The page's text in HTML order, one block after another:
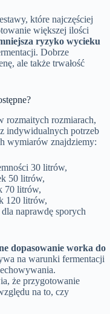
które najczęściej
większej ilości
ryzyko wycieku
Dobrze
ale także trwałość
rozmaitych rozmiarach,
indywidualnych potrzeb
wymiarów znajdziemy:
30 litrów,
50 litrów,
70 litrów,
120 litrów,
naprawdę sporych
dopasowanie worka do
na warunki fermentacji
że przygotowanie
na to, czy